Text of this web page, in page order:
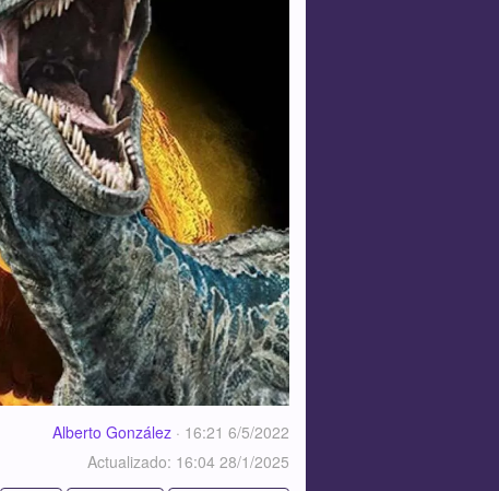
Alberto González · 16:21 6/5/2022
Actualizado: 16:04 28/1/2025